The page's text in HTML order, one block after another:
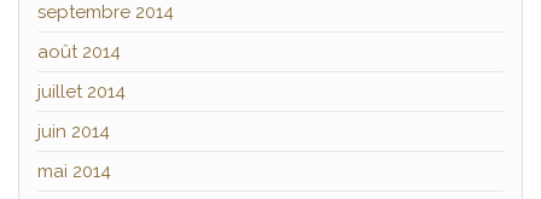
septembre 2014
août 2014
juillet 2014
juin 2014
mai 2014